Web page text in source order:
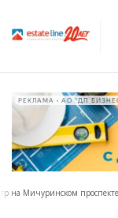
РЕКЛАМА • АО "ДП
на Мичуринском